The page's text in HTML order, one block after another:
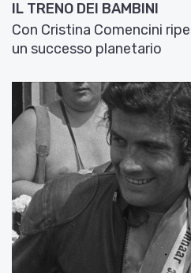
IL TRENO DEI BAMBINI
Con Cristina Comencini
un successo planetario